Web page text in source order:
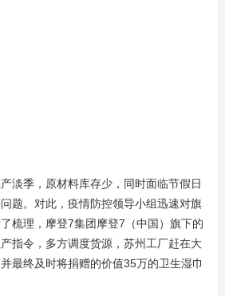
淡季，原材料库存少，同时面临节假日
题。对此，疫情防控领导小组迅速对旗
梳理，摩登7集团摩登7（中国）旗下的
指令，多方调度货源，苏州工厂赶在大
最终及时将捐赠的价值35万的卫生湿巾